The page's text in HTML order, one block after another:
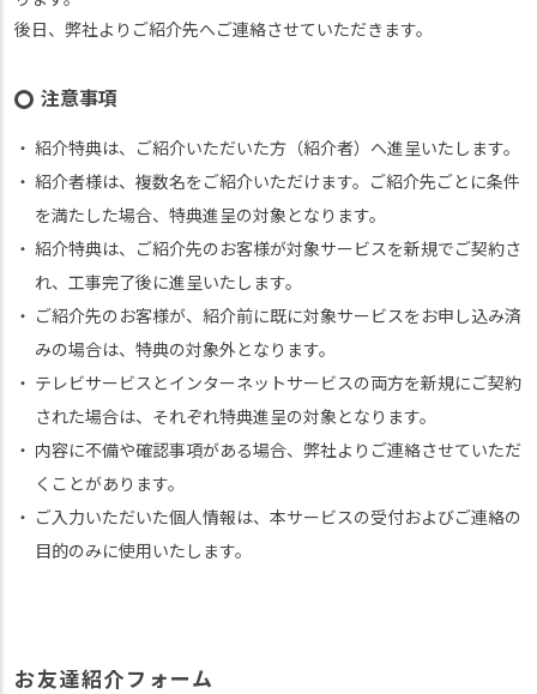
後日、弊社よりご紹介先へご連絡させていただきます。
注意事項
紹介特典は、ご紹介いただいた方（紹介者）へ進呈いたします。
紹介者様は、複数名をご紹介いただけます。ご紹介先ごとに条件
を満たした場合、特典進呈の対象となります。
紹介特典は、ご紹介先のお客様が対象サービスを新規でご契約さ
れ、工事完了後に進呈いたします。
ご紹介先のお客様が、紹介前に既に対象サービスをお申し込み済
みの場合は、特典の対象外となります。
テレビサービスとインターネットサービスの両方を新規にご契約
された場合は、それぞれ特典進呈の対象となります。
内容に不備や確認事項がある場合、弊社よりご連絡させていただ
くことがあります。
ご入力いただいた個人情報は、本サービスの受付およびご連絡の
目的のみに使用いたします。
お友達紹介フォーム